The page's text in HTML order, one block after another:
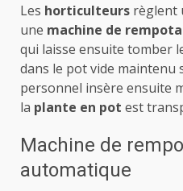
Les horticulteurs règlent
une machine de
qui laisse ensuite tomber
dans le pot vide maintenu
personnel insère ensuite
la plante en pot est
Machine de
automatique